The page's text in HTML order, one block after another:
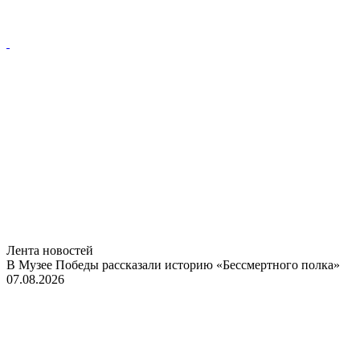
Лента новостей
В Музее Победы рассказали историю «Бессмертного полка»
07.08.2026